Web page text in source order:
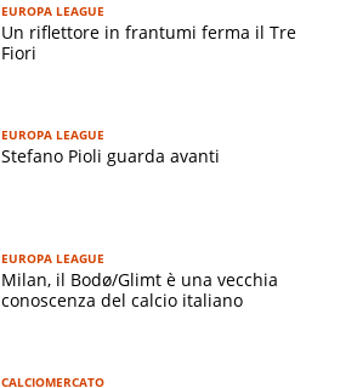
EUROPA LEAGUE
Un riflettore in frantumi ferma il Tre
Fiori
EUROPA LEAGUE
Stefano Pioli guarda avanti
EUROPA LEAGUE
Milan, il Bodø/Glimt è una vecchia
conoscenza del calcio italiano
CALCIOMERCATO